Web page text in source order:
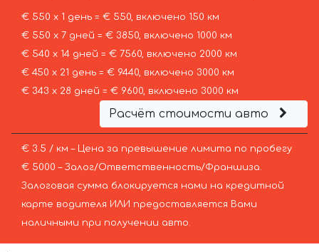
€ 550 х 1 день = € 550, включено 150 км
€ 550 х 7 дней = € 3850, включено 1000 км
€ 540 х 14 дней = € 7560, включено 2000 км
€ 450 х 21 день = € 9440, включено 3000 км
€ 343 х 28 дней = € 9600, включено 3000 км
Расчёт стоимости авто
€ 3.5 / км – Цена за превышение лимита по пробегу
€ 5000 – Залог/Ответственность/Франшиза.
Залоговая сумма блокируется нами на кредитной
карте водителя ИЛИ предоставляется Вами
наличными при получении авто.